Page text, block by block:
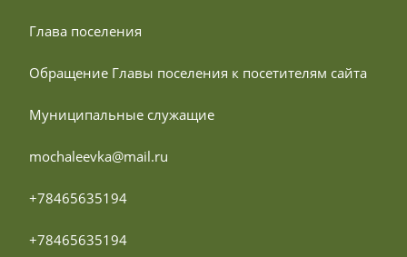
Глава поселения
Обращение Главы поселения к посетителям сайта
Муниципальные служащие
mochaleevka@mail.ru
+78465635194
+78465635194